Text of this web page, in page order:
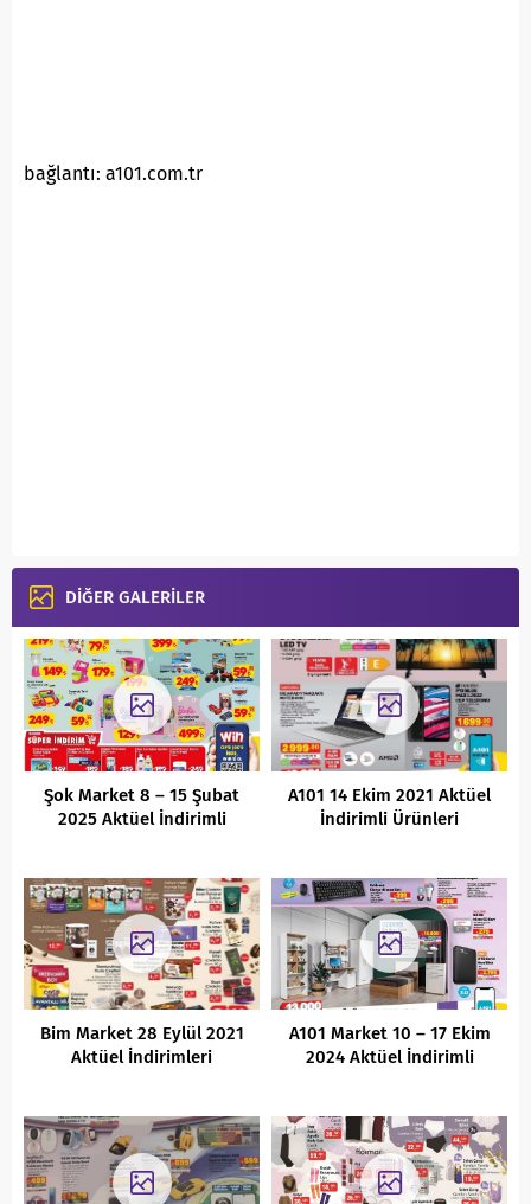
bağlantı: a101.com.tr
DİĞER GALERİLER
Şok Market 8 – 15 Şubat
2025 Aktüel İndirimli
A101 14 Ekim 2021 Aktüel
İndirimli Ürünleri
Bim Market 28 Eylül 2021
Aktüel İndirimleri
A101 Market 10 – 17 Ekim
2024 Aktüel İndirimli